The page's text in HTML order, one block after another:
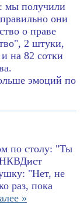
мы получили
они
о праве
2 штуки,
на 82 сотки
эмоций по
по столу: "Ты
НКВДист
"Нет, не
раз, пока
»